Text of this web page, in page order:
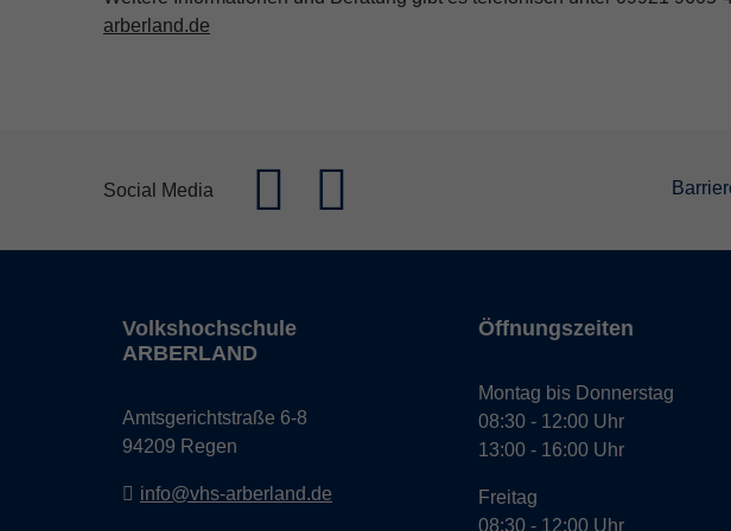
arberland.de
Social Media
Volkshochschule
ARBERLAND
Amtsgerichtstraße 6-8
94209 Regen
info@vhs-arberland.de
Öffnungszeiten
Montag bis Donnerstag
08:30 - 12:00 Uhr
13:00 - 16:00 Uhr
Freitag
08:30 - 12:00 Uhr